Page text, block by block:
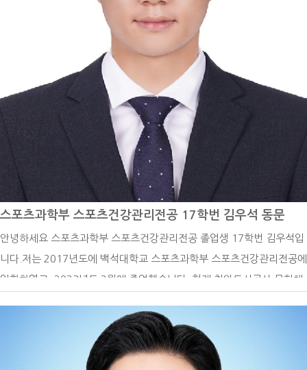
대한 꿈을 다시금 꺼낼 수 있었습니다. 그렇게 대학을 찾던 중 스포츠 분
야 세계 1위(QS ranking) 대학인 Loughborough University을 알게
되어 진학할 수 있었습니다. 해외 대학원 준비과정은 걱정과 달리 간단히
진행되었습니다. 아무래도 아무런 정보가 없다 보니 유학원의 도움을 받
아 각 학교별로 정보를 먼저 전달 받은 뒤 메인 서류인 자기소개서(+수학
계획서), 이력서, 추천서를 한글로 먼저 작성 후 번역하여 지원했습니다.
가장 큰 걱정을 했었던 공인영어점수는 영국 대학들 같은 경우에 지원 후
입학 전까지 제출을 하면 됐기에 두려움 없이 지원할 수 있었던 것 같습
니다. 유학을 생각하시는 분들이 계시다면 학비가 비싼 미국이 아닌 영국
도 좋은 선택이 될 수 있을 것 같습니다. - 현재 하고 있는 일 또는 진학을
통해 경험한 일들을 자유롭게 기술해 주세요. -진학 예정 중이라 아직 석
사과정에 대한 부분을 말씀드릴 수는 없지만 한 해 동안 대외활동과 일을
하면서 경험한 일들을 말씀드리고 싶습니다. 현재 83개의 대한체육회 회
원종목단체와 그 외의 많은 스포츠 협회 및 기관들 중 대한체육회 스마터
즈의 서포트를 받는 약 30개의 협회들에서도 마케팅에 노력을 가하는 단
체는 손에 꼽힌다는 것을 알게 되었습니다. 오히려 자연스럽게 수요가 지
속되는 인기종목들이 더욱 마케팅에 노력을 다하면서 자발적 마케팅 빈
익빈부익부 현상이 만들어지고 있었습니다. 요즘 시대에 스포츠 마케팅
스포츠과학부 스포츠건강관리전공 17학번 김우석 동문
안녕하세요 스포츠과학부 스포츠건강관리전공 졸업생 17학번 김우석입
니다.저는 2017년도에 백석대학교 스포츠과학부 스포츠건강관리전공에
입학하였고, 2023년도 2월에 졸업했습니다. 현재 천안도시공사 문화체
무하고 있습니다. 국민체력100은 국가가 지정한 공인 인증 기관으로써
국민의 체력 및 건강 증진에 목적을 두고 체력 상태를 과학적 방법에 의
해 측정 평가를 하여 운동 상담 및 처방을 해 주는 대국민 무상 스포츠 복